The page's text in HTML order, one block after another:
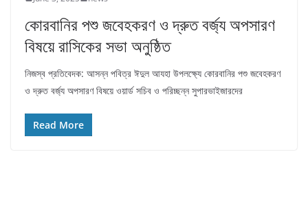
কোরবানির পশু জবেহকরণ ও দ্রুত বর্জ্য অপসারণ
বিষয়ে রাসিকের সভা অনুষ্ঠিত
নিজস্ব প্রতিবেদক: আসন্ন পবিত্র ঈদুল আযহা উপলক্ষ্যে কোরবানির পশু জবেহকরণ
ও দ্রুত বর্জ্য অপসারণ বিষয়ে ওয়ার্ড সচিব ও পরিচ্ছন্ন সুপারভাইজারদের
Read More